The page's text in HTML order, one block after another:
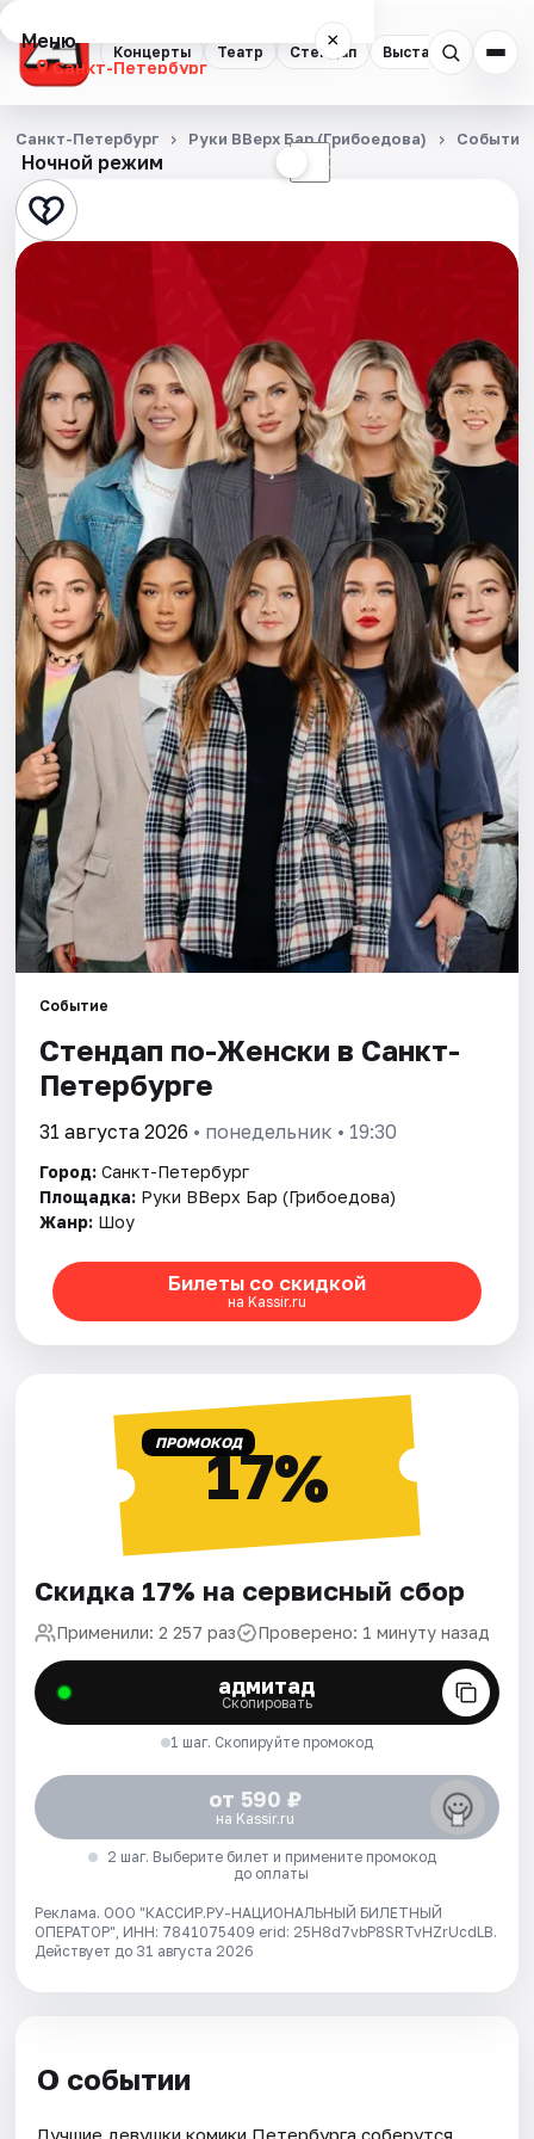
Концерты Театр Стендап Выставки
Меню ×
Санкт-Петербург
Концерты
Театр
Стендап
Квесты
Экскурсии
Спорт
События
Города
Площадки
Артисты
Рейтинги
Ночной режим ☾
Санкт-Петербург Руки ВВерх Бар (Грибоедова) События
Событие
Стендап по-Женски в Санкт-
Петербурге
31 августа 2026 • понедельник • 19:30
Город: Санкт-Петербург
Площадка: Руки ВВерх Бар (Грибоедова)
Жанр: Шоу
Билеты со скидкой
на Kassir.ru
ПРОМОКОД17%
Скидка 17% на сервисный сбор
Применили: 2 257 раз Проверено: 1 минуту назад
адмитад
Скопировать
1 шаг. Скопируйте промокод
от 590 ₽
на Kassir.ru
2 шаг. Выберите билет и примените промокод
до оплаты
Реклама. ООО "КАССИР.РУ-НАЦИОНАЛЬНЫЙ БИЛЕТНЫЙ
ОПЕРАТОР", ИНН: 7841075409 erid: 25H8d7vbP8SRTvHZrUcdLB.
Действует до 31 августа 2026
О событии
Лучшие девушки комики Петербурга соберутся,